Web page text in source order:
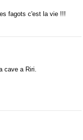
fagots c'est la vie !!!
cave a Riri.